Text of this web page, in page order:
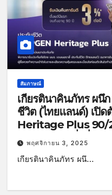
สัมภาษณ์
เกียรตินาคินภัทร ผนึก
ชีวิต (ไทยแลนด์) เปิด
Heritage Plus 90/
บริหารความมั่งคั่ง สร้
มรดก
พฤศจิกายน 3, 2025
เกียรตินาคินภัทร ผนึ…